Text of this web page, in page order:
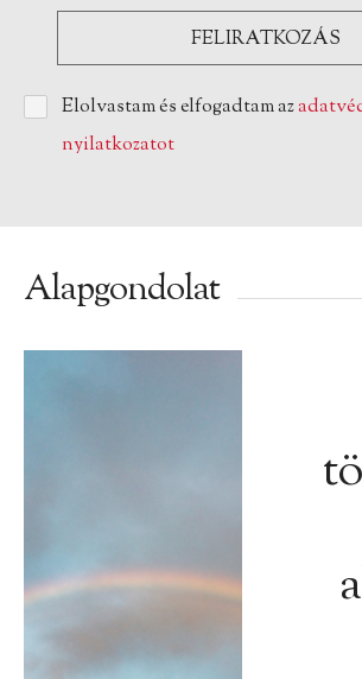
Elolvastam és elfogadtam az
nyilatkozatot
Alapgondolat